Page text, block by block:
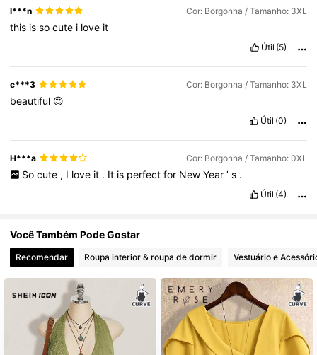
l***n Cor: Borgonha / Tamanho: 3XL
this issocute i love it
Útil (5)
c***3 Cor: Borgonha / Tamanho: 3XL
beautiful 😍
Útil (0)
H***a Cor: Borgonha / Tamanho: 0XL
So cute , I love it . It is perfect for New Year ’ s .
Útil (4)
Você Também Pode Gostar
Recomendar Roupa interior & roupa de dormir Vestuário e